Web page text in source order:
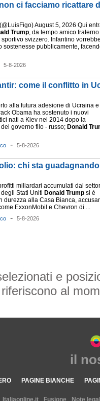
ci facciamo ricattare
August 5, 2026 Qui
Trump, da tempo amico fraterno
svizzero. Infantino
sostenesse pubblicamente,
5-8-2026
come il conflitto in
alla futura adesione di Ucraina e
Obama ha sostenuto i nuovi
nati a Kiev nel 2014 dopo la
governo filo - russo; Donald
- 5-8-2026
chi sta
miliardari accumulati dal
Stati Uniti Donald Trump si è
durezza alla Casa Bianca,
ExxonMobil e Chevron di ...
- 5-8-2026
e
al
il
PAGINE BIANCHE
Italiaonline.it Fusione Note